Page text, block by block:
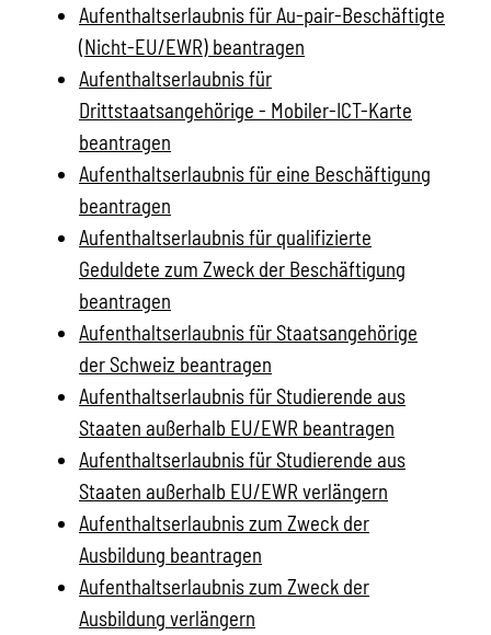
Aufenthaltserlaubnis für Au-pair-Beschäftigte
(Nicht-EU/EWR) beantragen
Aufenthaltserlaubnis für
Drittstaatsangehörige - Mobiler-ICT-Karte
beantragen
Aufenthaltserlaubnis für eine Beschäftigung
beantragen
Aufenthaltserlaubnis für qualifizierte
Geduldete zum Zweck der Beschäftigung
beantragen
Aufenthaltserlaubnis für Staatsangehörige
der Schweiz beantragen
Aufenthaltserlaubnis für Studierende aus
Staaten außerhalb EU/EWR beantragen
Aufenthaltserlaubnis für Studierende aus
Staaten außerhalb EU/EWR verlängern
Aufenthaltserlaubnis zum Zweck der
Ausbildung beantragen
Aufenthaltserlaubnis zum Zweck der
Ausbildung verlängern